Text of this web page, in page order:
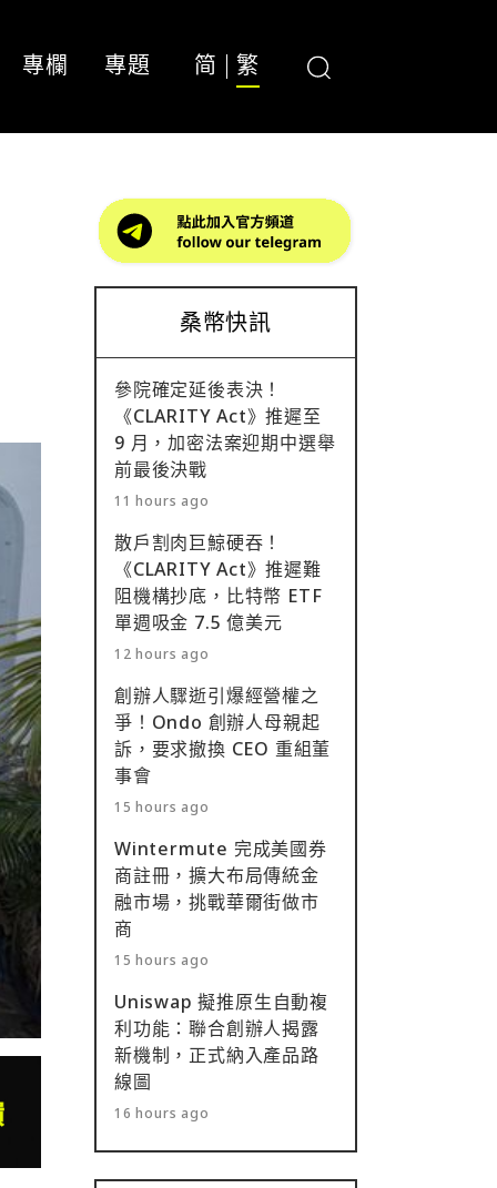
專欄 專題 简 繁
桑幣快訊
參院確定延後表決！
《CLARITY Act》推遲至
9 月，加密法案迎期中選舉
前最後決戰
11 hours ago
散戶割肉巨鯨硬吞！
《CLARITY Act》推遲難
阻機構抄底，比特幣 ETF
單週吸金 7.5 億美元
12 hours ago
創辦人驟逝引爆經營權之
爭！Ondo 創辦人母親起
訴，要求撤換 CEO 重組董
事會
15 hours ago
Wintermute 完成美國券
商註冊，擴大布局傳統金
融市場，挑戰華爾街做市
商
15 hours ago
Uniswap 擬推原生自動複
利功能：聯合創辦人揭露
新機制，正式納入產品路
線圖
16 hours ago